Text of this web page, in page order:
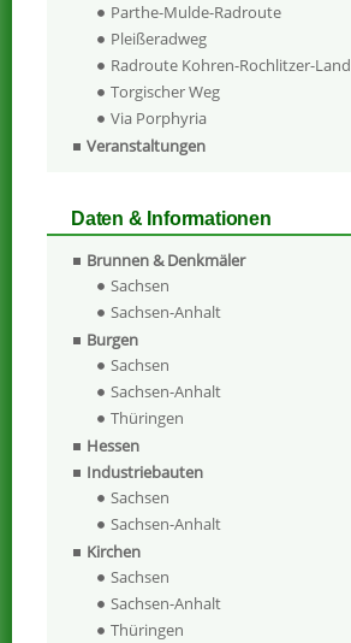
Parthe-Mulde-Radroute
Pleißeradweg
Radroute Kohren-Rochlitzer-Land
Torgischer Weg
Via Porphyria
Veranstaltungen
Daten & Informationen
Brunnen & Denkmäler
Sachsen
Sachsen-Anhalt
Burgen
Sachsen
Sachsen-Anhalt
Thüringen
Hessen
Industriebauten
Sachsen
Sachsen-Anhalt
Kirchen
Sachsen
Sachsen-Anhalt
Thüringen